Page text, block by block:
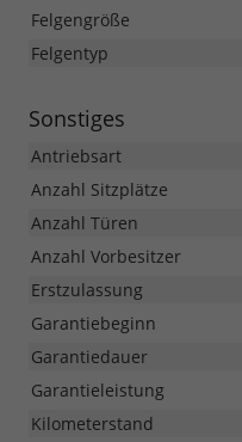
Felgengröße
Felgentyp
Sonstiges
Antriebsart
Anzahl Sitzplätze
Anzahl Türen
Anzahl Vorbesitzer
Erstzulassung
Garantiebeginn
Garantiedauer
Garantieleistung
Kilometerstand